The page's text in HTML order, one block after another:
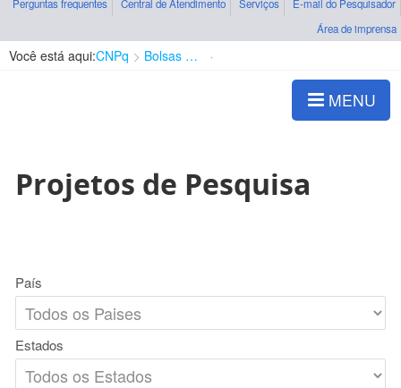
Perguntas frequentes Central de Atendimento Serviços
E-mail do Pesquisador
Área de imprensa
Você está aqui:CNPq Bolsas e Auxílios Vigentes
MENU
Projetos de Pesquisa
País
Estados